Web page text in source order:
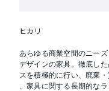
ヒカリ
あらゆる商業空間のニー
デザインの家具。徹底し
スを積極的に行い、廃棄
、家具に関する長期的な